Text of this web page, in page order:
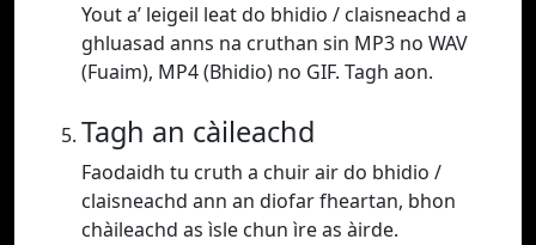
Yout a’ leigeil leat do bhidio / claisneachd a
ghluasad anns na cruthan sin MP3 no WAV
(Fuaim), MP4 (Bhidio) no GIF. Tagh aon.
Tagh an càileachd
Faodaidh tu cruth a chuir air do bhidio /
claisneachd ann an diofar fheartan, bhon
chàileachd as ìsle chun ìre as àirde.